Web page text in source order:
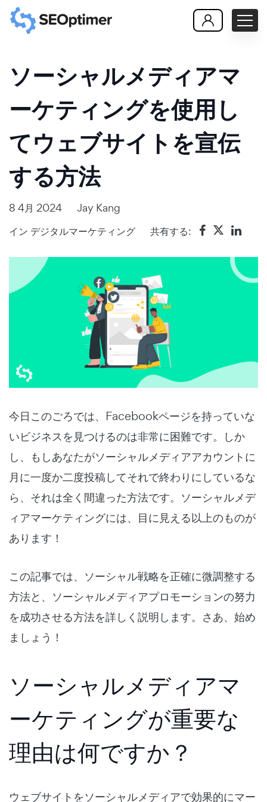
ソーシャルメディアマ
ーケティングを使用し
てウェブサイトを宣伝
する方法
8 4月 2024
Jay Kang
イン デジタルマーケティング 共有する:
今日このごろでは、Facebookページを持っていな
いビジネスを見つけるのは非常に困難です。しか
し、もしあなたがソーシャルメディアアカウントに
月に一度か二度投稿してそれで終わりにしているな
ら、それは全く間違った方法です。ソーシャルメデ
ィアマーケティングには、目に見える以上のものが
あります！
この記事では、ソーシャル戦略を正確に微調整する
方法と、ソーシャルメディアプロモーションの努力
を成功させる方法を詳しく説明します。さあ、始め
ましょう！
ソーシャルメディアマ
ーケティングが重要な
理由は何ですか？
ウェブサイトをソーシャルメディアで効果的にマー